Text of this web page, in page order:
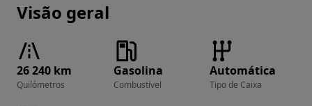
Visão geral
26 240 km
Quilómetros
Gasolina
Combustível
Automática
Tipo de Caixa